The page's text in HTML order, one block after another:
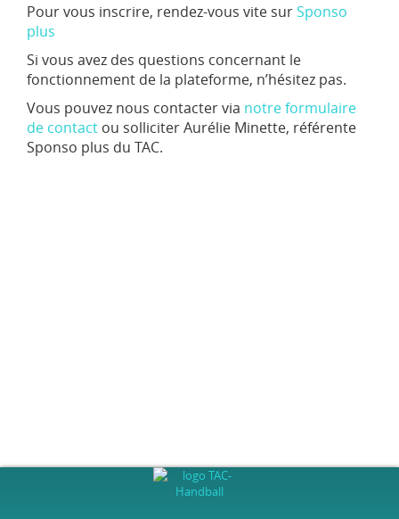
Pour vous inscrire, rendez-vous vite surSponso
plus
Si vous avez des questions concernant le
fonctionnement de la plateforme, n’hésitez pas.
Vous pouvez nous contacter via notre formulaire
de contact ou solliciter Aurélie Minette, référente
Sponso plus du TAC.